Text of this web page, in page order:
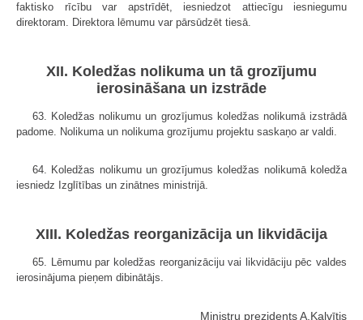
faktisko rīcību var apstrīdēt, iesniedzot attiecīgu iesniegumu
direktoram. Direktora lēmumu var pārsūdzēt tiesā.
XII. Koledžas nolikuma un tā grozījumu
ierosināšana un izstrāde
63. Koledžas nolikumu un grozījumus koledžas nolikumā izstrādā
padome. Nolikuma un nolikuma grozījumu projektu saskaņo ar valdi.
64. Koledžas nolikumu un grozījumus koledžas nolikumā koledža
iesniedz Izglītības un zinātnes ministrijā.
XIII. Koledžas reorganizācija un likvidācija
65. Lēmumu par koledžas reorganizāciju vai likvidāciju pēc valdes
ierosinājuma pieņem dibinātājs.
Ministru prezidents A.Kalvītis